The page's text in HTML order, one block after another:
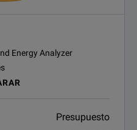
Energy Analyzer
Presupuesto